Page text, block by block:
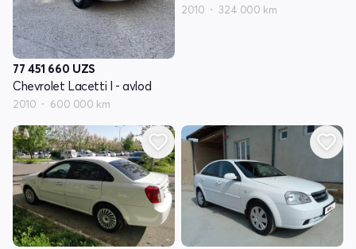
77 451 660 UZS
Chevrolet Lacetti I - avlod
2010 600 000 km
2010 324 000 km